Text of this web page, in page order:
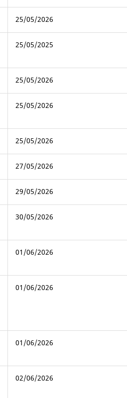
25/05/2026
25/05/2025
25/05/2026
25/05/2026
25/05/2026
27/05/2026
29/05/2026
30/05/2026
01/06/2026
01/06/2026
01/06/2026
02/06/2026